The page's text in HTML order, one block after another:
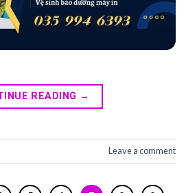
READING →
Leave a comment